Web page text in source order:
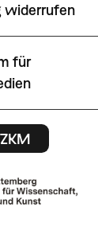
widerrufen
für